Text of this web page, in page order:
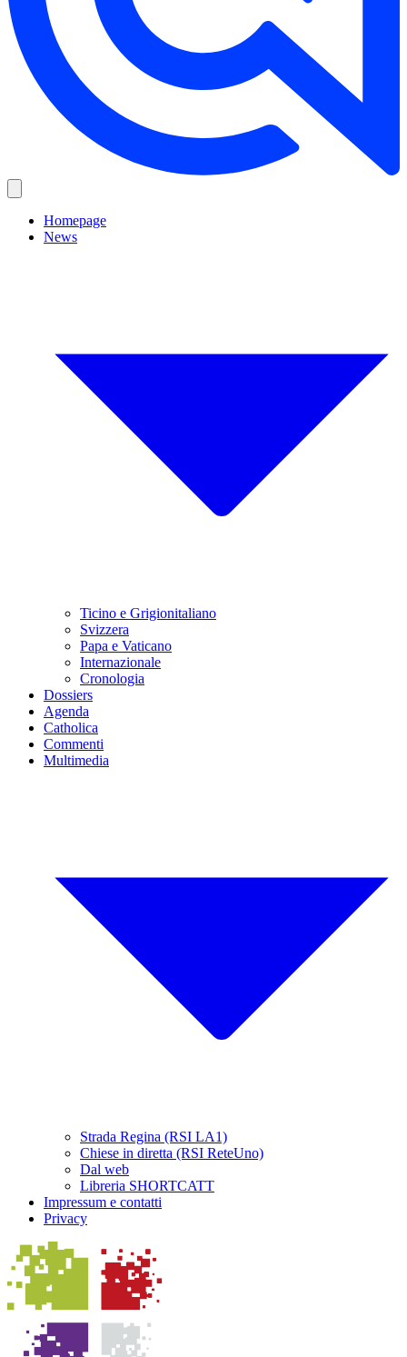
Homepage
News
Ticino e Grigionitaliano
Svizzera
Papa e Vaticano
Internazionale
Cronologia
Dossiers
Agenda
Catholica
Commenti
Multimedia
Strada Regina (RSI LA1)
Chiese in diretta (RSI ReteUno)
Dal web
Libreria SHORTCATT
Impressum e contatti
Privacy